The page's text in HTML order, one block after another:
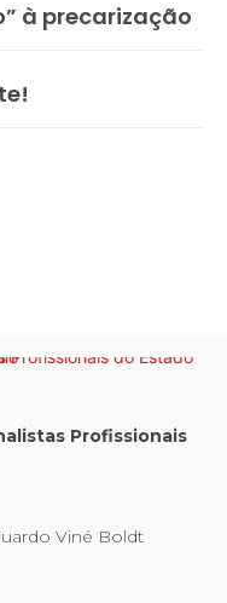
à precarização
Profissionais
Viné Boldt